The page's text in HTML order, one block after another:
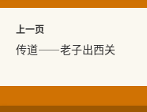
上一页
传道——老子出西关